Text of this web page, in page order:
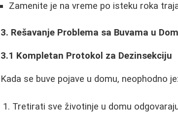
Zamenite je na vreme po isteku roka
3. Rešavanje Problema sa Buvama u
3.1 Kompletan Protokol za Dezinsekciju
Kada se buve pojave u domu, neophodno je:
Tretirati sve životinje u domu